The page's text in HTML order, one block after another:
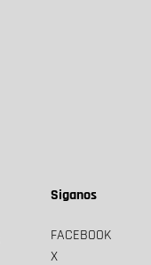
Siganos
FACEBOOK
X